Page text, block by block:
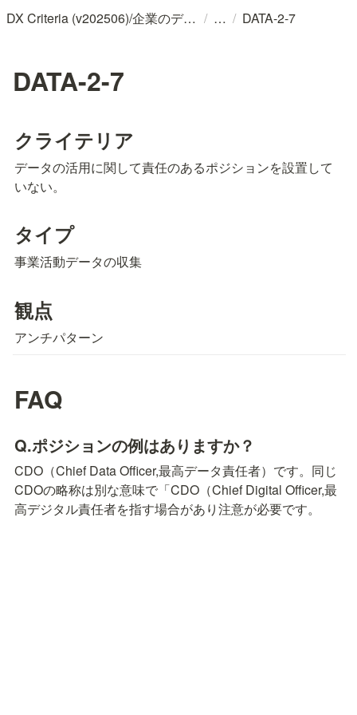
DX Criteria (v202506)/企業のデジタル化とソフトウェア活用のためのガイドライン / / DATA-2-7
DATA-2-7
クライテリア
データの活用に関して責任のあるポジションを設置して
いない。
タイプ
事業活動データの収集
観点
アンチパターン
FAQ
Q.ポジションの例はありますか？
CDO（Chief Data Officer,最高データ責任者）です。同じ
CDOの略称は別な意味で「CDO（Chief Digital Officer,最
高デジタル責任者を指す場合があり注意が必要です。